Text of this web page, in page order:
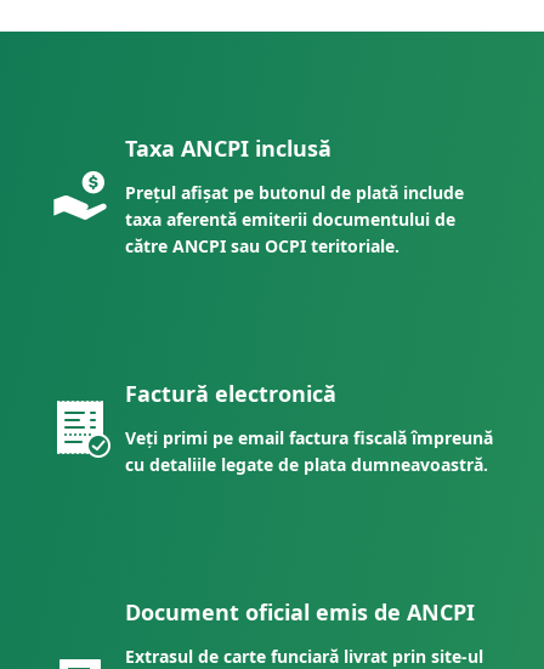
Taxa ANCPI inclusă
Prețul afișat pe butonul de plată include
taxa aferentă emiterii documentului de
către ANCPI sau OCPI teritoriale.
Factură electronică
Veți primi pe email factura fiscală împreună
cu detaliile legate de plata dumneavoastră.
Document oficial emis de ANCPI
Extrasul de carte funciară livrat prin site-ul